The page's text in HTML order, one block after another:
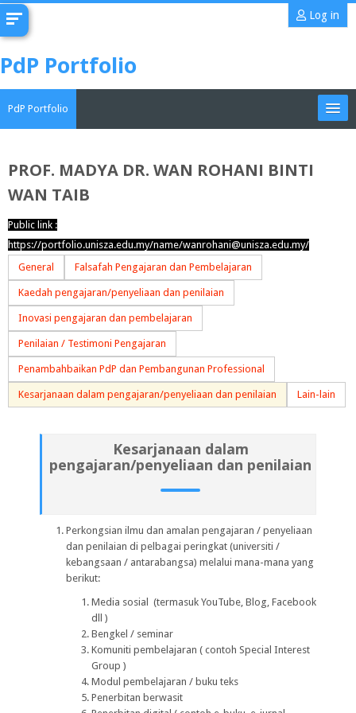
content
Log in
PdP Portfolio
PdP Portfolio
CoMAE-i
English ‎(en)‎
Search
PROF. MADYA DR. WAN ROHANI BINTI
WAN TAIB
Public link :
https://portfolio.unisza.edu.my/name/wanrohani@unisza.edu.my/
General
Falsafah Pengajaran dan Pembelajaran
Kaedah pengajaran/penyeliaan dan penilaian
Inovasi pengajaran dan pembelajaran
Penilaian / Testimoni Pengajaran
Penambahbaikan PdP dan Pembangunan Professional
Kesarjanaan dalam pengajaran/penyeliaan dan penilaian Lain-lain
Kesarjanaan dalam
pengajaran/penyeliaan dan penilaian
Perkongsian ilmu dan amalan pengajaran / penyeliaan
dan penilaian di pelbagai peringkat (universiti /
kebangsaan / antarabangsa) melalui mana-mana yang
berikut:
Media sosial (termasuk YouTube, Blog, Facebook
dll )
Bengkel / seminar
Komuniti pembelajaran ( contoh Special Interest
Group )
Modul pembelajaran / buku teks
Penerbitan berwasit